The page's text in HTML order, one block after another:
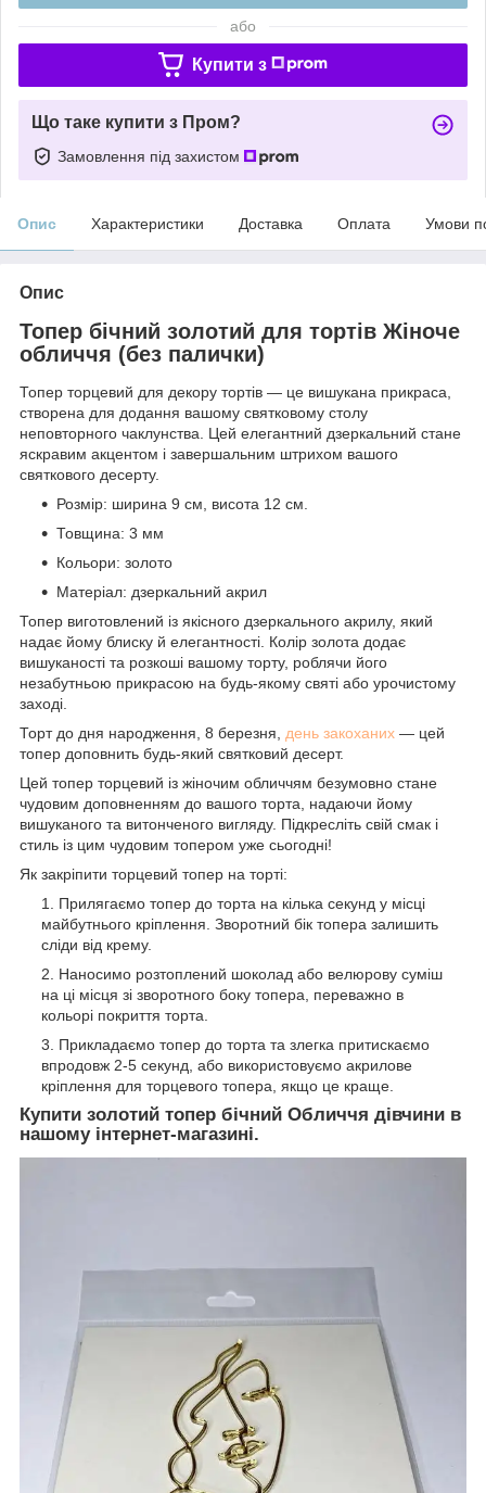
або
Купити з
Що таке купити з Пром?
Замовлення під захистом
Опис Характеристики Доставка Оплата Умови
Опис
Топер бічний золотий для тортів Жіноче
обличчя (без палички)
Топер торцевий для декору тортів — це вишукана прикраса,
створена для додання вашому святковому столу
неповторного чаклунства. Цей елегантний дзеркальний стане
яскравим акцентом і завершальним штрихом вашого
святкового десерту.
Розмір: ширина 9 см, висота 12 см.
Товщина: 3 мм
Кольори: золото
Матеріал: дзеркальний акрил
Топер виготовлений із якісного дзеркального акрилу, який
надає йому блиску й елегантності. Колір золота додає
вишуканості та розкоші вашому торту, роблячи його
незабутньою прикрасою на будь-якому святі або урочистому
заході.
Торт до дня народження, 8 березня, день закоханих — цей
топер доповнить будь-який святковий десерт.
Цей топер торцевий із жіночим обличчям безумовно стане
чудовим доповненням до вашого торта, надаючи йому
вишуканого та витонченого вигляду. Підкресліть свій смак і
стиль із цим чудовим топером уже сьогодні!
Як закріпити торцевий топер на торті:
Прилягаємо топер до торта на кілька секунд у місці
майбутнього кріплення. Зворотний бік топера залишить
сліди від крему.
Наносимо розтоплений шоколад або велюрову суміш
на ці місця зі зворотного боку топера, переважно в
кольорі покриття торта.
Прикладаємо топер до торта та злегка притискаємо
впродовж 2-5 секунд, або використовуємо акрилове
кріплення для торцевого топера, якщо це краще.
Купити золотий топер бічний Обличчя дівчини в
нашому інтернет-магазині.